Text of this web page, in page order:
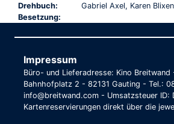
Drehbuch:
Gabriel Axel, Karen
Besetzung:
Impressum
Büro- und Lieferadresse: Kino
Bahnhofplatz 2 - 82131 Gauting - Tel.:
info@breitwand.com - Umsatzsteuer ID:
Kartenreservierungen direkt über die